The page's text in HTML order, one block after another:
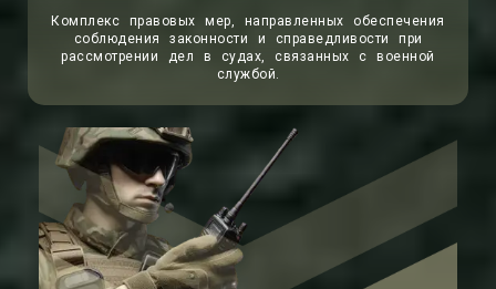
Комплекс правовых мер, направленных обеспечения
соблюдения законности и справедливости при
рассмотрении дел в судах, связанных с военной
службой.